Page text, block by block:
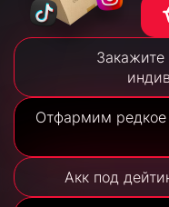
Закажите
Отфармим
Акк под